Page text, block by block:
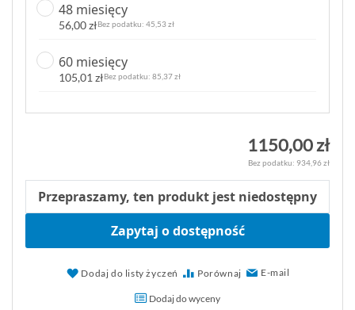
48 miesięcy
56,00 zł 45,53 zł
60 miesięcy
105,01 zł 85,37 zł
1150,00 zł
934,96 zł
Przepraszamy, ten produkt jest niedostępny
Zapytaj o dostępność
Dodaj do listy życzeń Porównaj E-mail
Dodaj do wyceny